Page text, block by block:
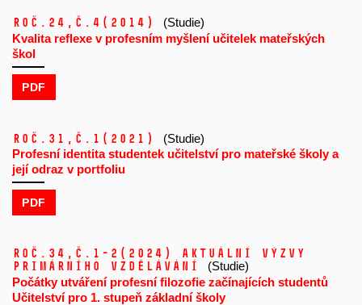
Roč.24, č.4 (2014)
(Studie)
Kvalita reflexe v profesním myšlení učitelek mateřských
škol
PDF
Roč.31, č.1 (2021)
(Studie)
Profesní identita studentek učitelství pro mateřské školy a
její odraz v portfoliu
PDF
Roč.34, č.1-2 (2024)
Aktuální výzvy
primárního vzdělávání
(Studie)
Počátky utváření profesní filozofie začínajících studentů
Učitelství pro 1. stupeň základní školy